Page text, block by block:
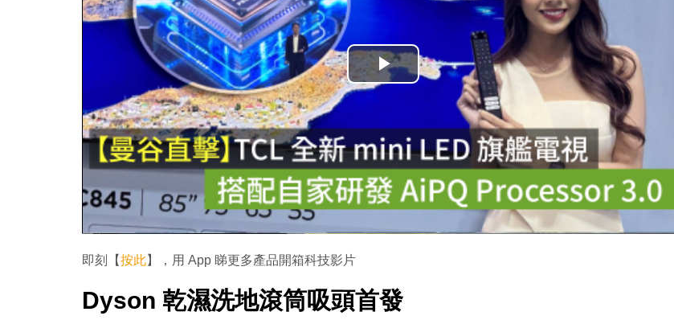
播
影
片
即刻【按此】，用 App 睇更多產品開箱科技影片
Dyson 乾濕洗地滾筒吸頭首發